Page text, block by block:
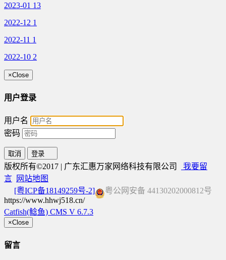
2023-01 13
2022-12 1
2022-11 1
2022-10 2
×Close
用户登录
用户名
密码
取消 登录
版权所有©2017 | 广东汇惠万家网络科技有限公司
我要留
言
网站地图
[粤ICP备18149259号-2]
粤公网安备 44130202000812号
https://www.hhwj518.cn/
Catfish(鲶鱼) CMS V 6.7.3
×Close
留言